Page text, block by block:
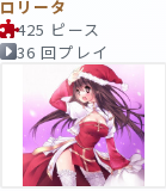
ロリータ
425 ピース
36 回プレイ